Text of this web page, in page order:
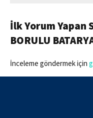
İlk Yorum Yapan
BORULU
İnceleme göndermek için